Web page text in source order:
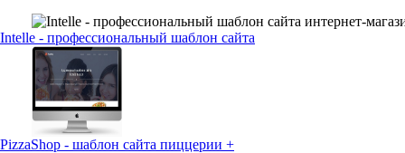
Intelle - профессиональный шаблон сайта
PizzaShop - шаблон сайта пиццерии +